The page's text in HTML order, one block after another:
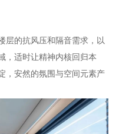
层的抗风压和隔音需求，以
，适时让精神内核回归本
，安然的氛围与空间元素产